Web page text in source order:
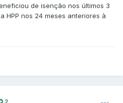
de isenção nos últimos 3
HPP nos 24 meses anteriores à
2